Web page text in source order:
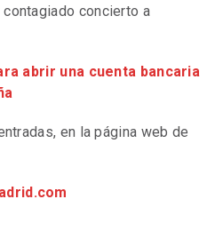
concierto a
abrir una cuenta bancaria
en la página web de